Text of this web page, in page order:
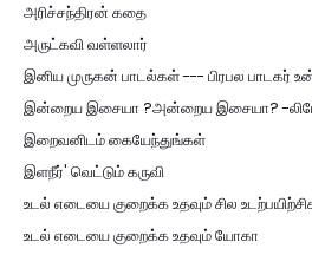
அரிச்சந்திரன் கதை
அருட்கவி வள்ளலார்
இனிய முருகன் பாடல்கள் --- பிரபல பாடகர்
இன்றைய இசையா ?அன்றைய இசையா? -
இறைவனிடம் கையேந்துங்கள்
இளநீர்' வெட்டும் கருவி
உடல் எடையை குறைக்க உதவும் சில
உடல் எடையை குறைக்க உதவும் யோகா